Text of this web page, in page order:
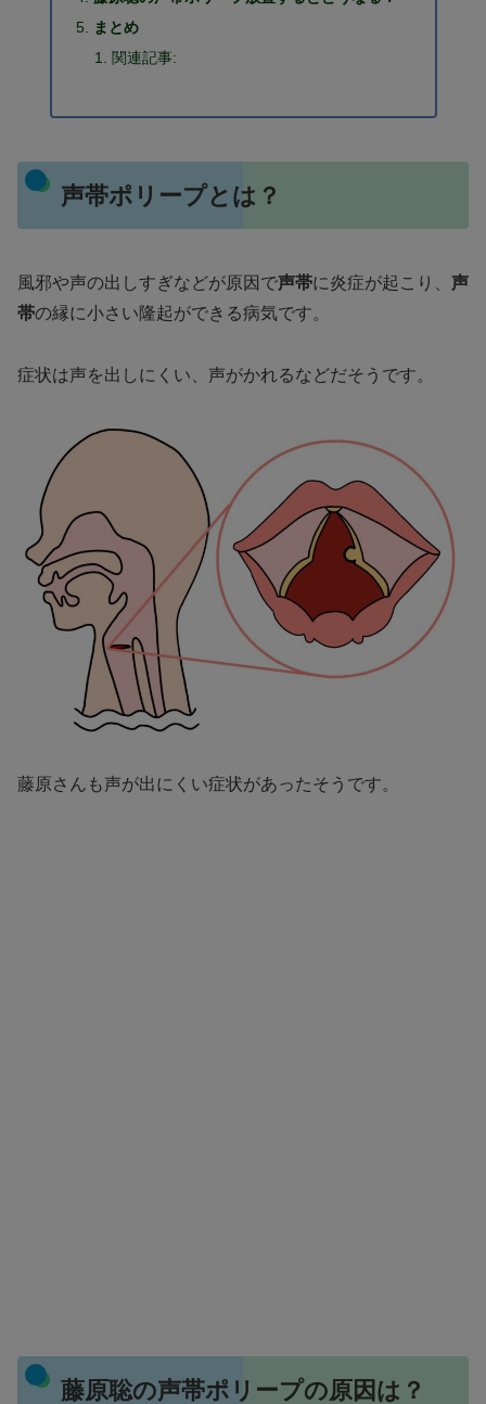
まとめ
関連記事:
声帯ポリープとは？
風邪や声の出しすぎなどが原因で声帯に炎症が起こり、 声
帯の縁に小さい隆起ができる病気です。
症状は声を出しにくい、声がかれるなどだそうです。
藤原さんも声が出にくい症状があったそうです。
藤原聡の声帯ポリープの原因は？